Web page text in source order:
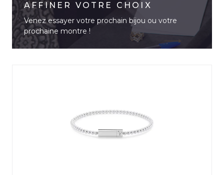
AFFINER VOTRE CHOIX
Venez essayer votre prochain bijou ou votre
prochaine montre !